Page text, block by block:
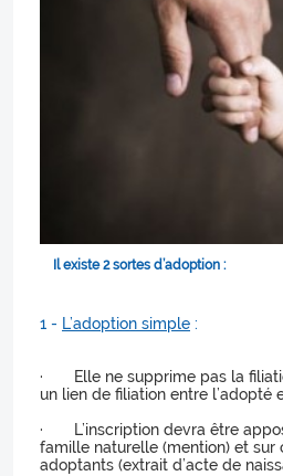
Il existe 2 sortes d’adoption :
1 - L’adoption simple :
· Elle ne supprime pas la
un lien de filiation entre l’adopté
· L’inscription devra être
famille naturelle (mention) et sur
adoptants (extrait d’acte de